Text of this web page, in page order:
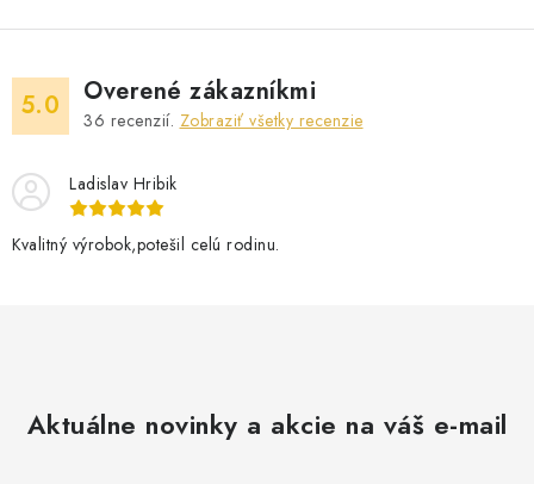
5.0 Overené zákazníkmi
36 recenzií. Zobraziť všetky recenzie
Ladislav Hribik
Kvalitný výrobok,potešil celú rodinu.
Aktuálne novinky a akcie na váš e-mail